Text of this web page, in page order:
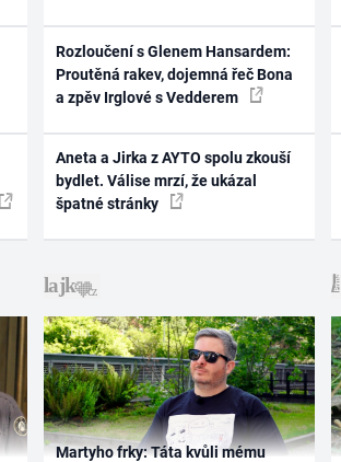
Rozloučení s Glenem Hansardem:
Proutěná rakev, dojemná řeč Bona
a zpěv Irglové s Vedderem
Aneta a Jirka z AYTO spolu zkouší
bydlet. Válise mrzí, že ukázal
špatné stránky
Martyho frky: Táta kvůli mému